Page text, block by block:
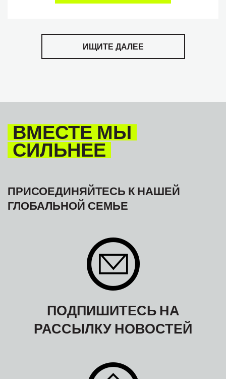
ИЩИТЕ ДАЛЕЕ
ВМЕСТЕ МЫ
СИЛЬНЕЕ
ПРИСОЕДИНЯЙТЕСЬ К НАШЕЙ
ГЛОБАЛЬНОЙ СЕМЬЕ
ПОДПИШИТЕСЬ НА
РАССЫЛКУ НОВОСТЕЙ